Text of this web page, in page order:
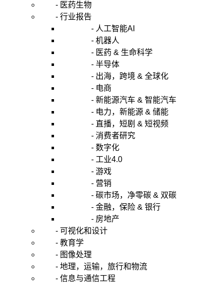
- 医药生物
- 行业报告
- 人工智能AI
- 机器人
- 医药 & 生命科学
- 半导体
- 出海，跨境 & 全球化
- 电商
- 新能源汽车 & 智能汽车
- 电力，新能源 & 储能
- 直播，短剧 & 短视频
- 消费者研究
- 数字化
- 工业4.0
- 游戏
- 营销
- 碳市场，净零碳 & 双碳
- 金融，保险 & 银行
- 房地产
- 可视化和设计
- 教育学
- 图像处理
- 地理，运输，旅行和物流
- 信息与通信工程